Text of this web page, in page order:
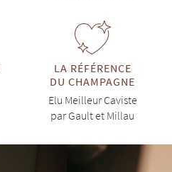
LA RÉFÉRENCE
DU CHAMPAGNE
Elu Meilleur Caviste
par Gault et Millau